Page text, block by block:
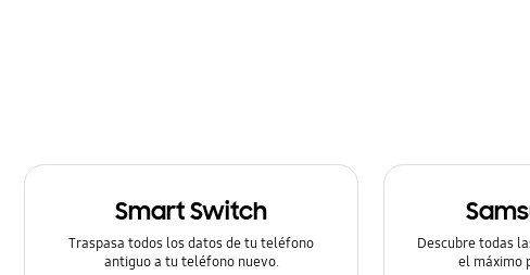
Smart Switch
Traspasa todos los datos de tu teléfono
antiguo a tu teléfono nuevo.
Descubre todas
el máximo